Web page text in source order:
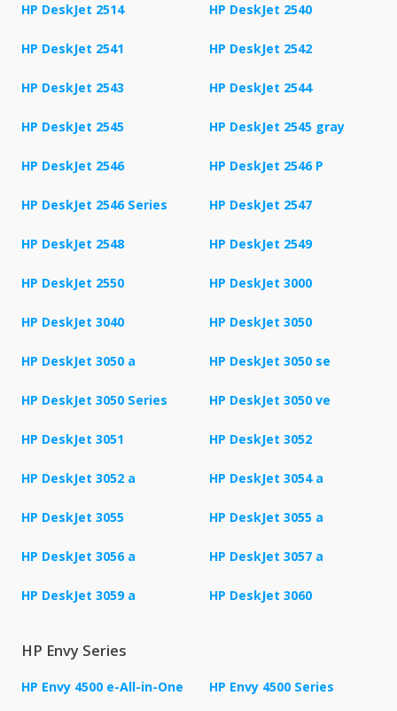
HP DeskJet 2514 HP DeskJet 2540
HP DeskJet 2541 HP DeskJet 2542
HP DeskJet 2543 HP DeskJet 2544
HP DeskJet 2545 HP DeskJet 2545 gray
HP DeskJet 2546 HP DeskJet 2546 P
HP DeskJet 2546 Series HP DeskJet 2547
HP DeskJet 2548 HP DeskJet 2549
HP DeskJet 2550 HP DeskJet 3000
HP DeskJet 3040 HP DeskJet 3050
HP DeskJet 3050 a HP DeskJet 3050 se
HP DeskJet 3050 Series HP DeskJet 3050 ve
HP DeskJet 3051 HP DeskJet 3052
HP DeskJet 3052 a HP DeskJet 3054 a
HP DeskJet 3055 HP DeskJet 3055 a
HP DeskJet 3056 a HP DeskJet 3057 a
HP DeskJet 3059 a HP DeskJet 3060
HP Envy Series
HP Envy 4500 e-All-in-One HP Envy 4500 Series